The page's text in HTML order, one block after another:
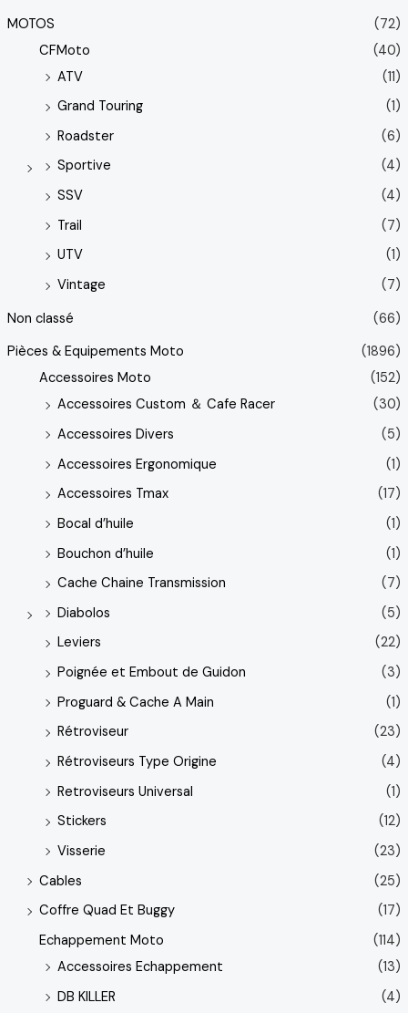
MOTOS
(72)
CFMoto
(40)
ATV
(11)
Grand Touring
(1)
Roadster
(6)
Sportive
(4)
SSV
(4)
Trail
(7)
UTV
(1)
Vintage
(7)
Non classé
(66)
Pièces & Equipements Moto
(1896)
Accessoires Moto
(152)
Accessoires Custom ＆ Cafe Racer
(30)
Accessoires Divers
(5)
Accessoires Ergonomique
(1)
Accessoires Tmax
(17)
Bocal d’huile
(1)
Bouchon d’huile
(1)
Cache Chaine Transmission
(7)
Diabolos
(5)
Leviers
(22)
Poignée et Embout de Guidon
(3)
Proguard & Cache A Main
(1)
Rétroviseur
(23)
Rétroviseurs Type Origine
(4)
Retroviseurs Universal
(1)
Stickers
(12)
Visserie
(23)
Cables
(25)
Coffre Quad Et Buggy
(17)
Echappement Moto
(114)
Accessoires Echappement
(13)
DB KILLER
(4)